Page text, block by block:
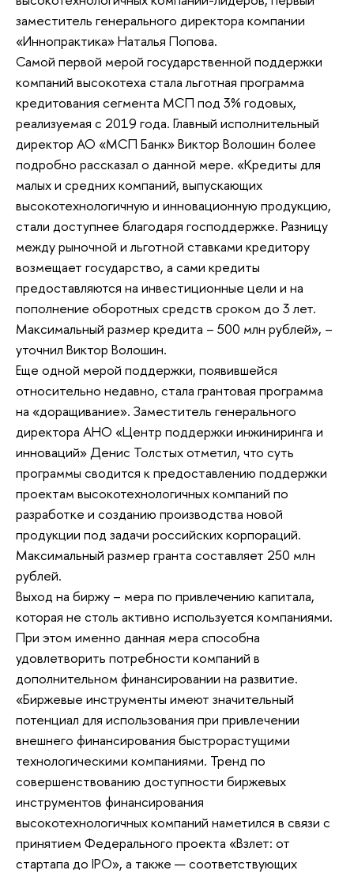
заместитель генерального директора компании
«Иннопрактика» Наталья Попова.
Самой первой мерой государственной поддержки
компаний высокотеха стала льготная программа
кредитования сегмента МСП под 3% годовых,
реализуемая с 2019 года. Главный исполнительный
директор АО «МСП Банк» Виктор Волошин более
подробно рассказал о данной мере. «Кредиты для
малых и средних компаний, выпускающих
высокотехнологичную и инновационную продукцию,
стали доступнее благодаря господдержке. Разницу
между рыночной и льготной ставками кредитору
возмещает государство, а сами кредиты
предоставляются на инвестиционные цели и на
пополнение оборотных средств сроком до 3 лет.
Максимальный размер кредита – 500 млн рублей», –
уточнил Виктор Волошин.
Еще одной мерой поддержки, появившейся
относительно недавно, стала грантовая программа
на «доращивание». Заместитель генерального
директора АНО «Центр поддержки инжиниринга и
инноваций» Денис Толстых отметил, что суть
программы сводится к предоставлению поддержки
проектам высокотехнологичных компаний по
разработке и созданию производства новой
продукции под задачи российских корпораций.
Максимальный размер гранта составляет 250 млн
рублей.
Выход на биржу – мера по привлечению капитала,
которая не столь активно используется компаниями.
При этом именно данная мера способна
удовлетворить потребности компаний в
дополнительном финансировании на развитие.
«Биржевые инструменты имеют значительный
потенциал для использования при привлечении
внешнего финансирования быстрорастущими
технологическими компаниями. Тренд по
совершенствованию доступности биржевых
инструментов финансирования
высокотехнологичных компаний наметился в связи с
принятием Федерального проекта «Взлет: от
стартапа до IPO», а также — соответствующих